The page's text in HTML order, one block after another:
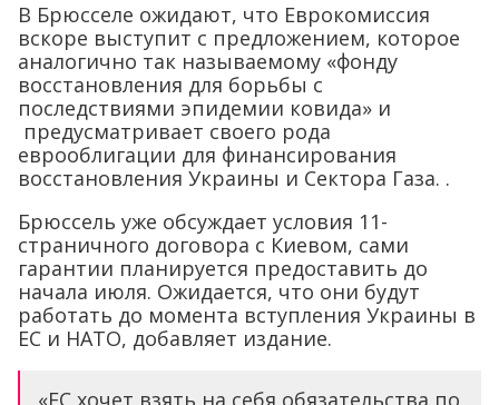
В Брюсселе ожидают, что Еврокомиссия
вскоре выступит с предложением, которое
аналогично так называемому «фонду
восстановления для борьбы с
последствиями эпидемии ковида» и
предусматривает своего рода
еврооблигации для финансирования
восстановления Украины и Сектора Газа. .
Брюссель уже обсуждает условия 11-
страничного договора с Киевом, сами
гарантии планируется предоставить до
начала июля. Ожидается, что они будут
работать до момента вступления Украины в
ЕС и НАТО, добавляет издание.
«ЕС хочет взять на себя обязательства по